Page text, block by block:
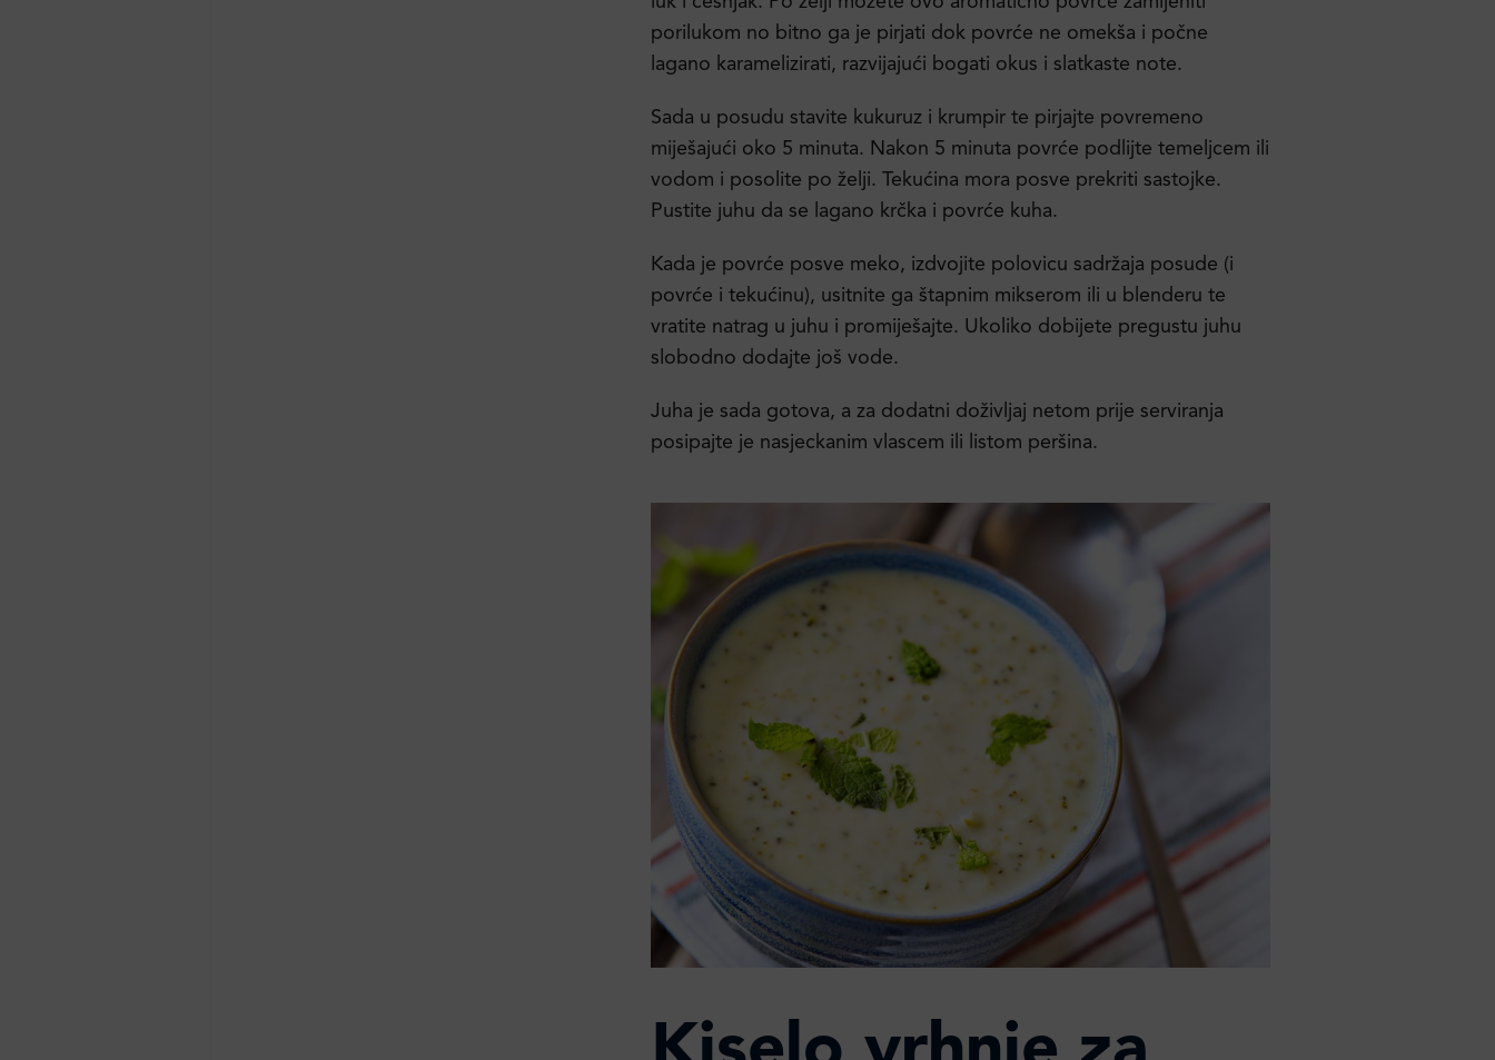
porilukom no bitno ga je pirjati dok povrće ne omekša i počne
lagano karamelizirati, razvijajući bogati okus i slatkaste note.
Sada u posudu stavite kukuruz i krumpir te pirjajte povremeno
miješajući oko 5 minuta. Nakon 5 minuta povrće podlijte temeljcem ili
vodom i posolite po želji. Tekućina mora posve prekriti sastojke.
Pustite juhu da se lagano krčka i povrće kuha.
Kada je povrće posve meko, izdvojite polovicu sadržaja posude (i
povrće i tekućinu), usitnite ga štapnim mikserom ili u blenderu te
vratite natrag u juhu i promiješajte. Ukoliko dobijete pregustu juhu
slobodno dodajte još vode.
Juha je sada gotova, a za dodatni doživljaj netom prije serviranja
posipajte je nasjeckanim vlascem ili listom peršina.